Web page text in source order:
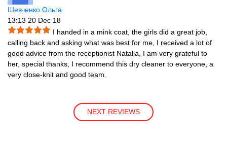
Шевченко Ольга
13:13 20 Dec 18
I handed in a mink coat, the girls did a great job,
calling back and asking what was best for me, I received a lot of
good advice from the receptionist Natalia, I am very grateful to
her, special thanks, I recommend this dry cleaner to everyone, a
very close-knit and good team.
NEXT REVIEWS